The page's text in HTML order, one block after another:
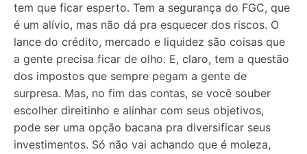
tem que ficar esperto. Tem a segurança do FGC, que
é um alívio, mas não dá pra esquecer dos riscos. O
lance do crédito, mercado e liquidez são coisas que
a gente precisa ficar de olho. E, claro, tem a questão
dos impostos que sempre pegam a gente de
surpresa. Mas, no fim das contas, se você souber
escolher direitinho e alinhar com seus objetivos,
pode ser uma opção bacana pra diversificar seus
investimentos. Só não vai achando que é moleza,